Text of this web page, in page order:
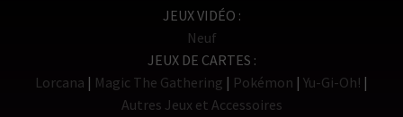
JEUX VIDÉO
Neuf
JEUX DE CARTES
Lorcana
Magic The Gathering Pokémon Yu-Gi-Oh!
Autres Jeux et Accessoires